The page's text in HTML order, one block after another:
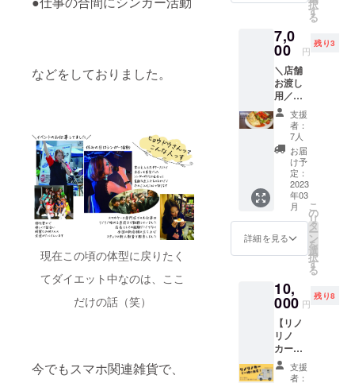
などをしておりました。
現在この頃の体型に戻りたく
てダイエット中なのは、ここ
だけの話（笑）
今でもスマホ関連雑貨で、
ターン
された
ラベル
や注意
書きを
ご確認
くださ
い。
にご希
望日程
の詳細
＆ご確
認の
メール
をさせ
て頂き
ます
リター
ン対応
期間は
2023年
2月〜
2023年
です
すでに
ある方
は、備
考欄に
第３希
望まで
ご明記
くださ
場合が
ござい
ます
備考欄
にお電
話番号
のご明
記をお
願いい
たしま
意事項
・送料
込み、
クール
送りい
たしま
10月頃
にご希
望日程
の詳細
＆ご確
認の
メール
をさせ
お願い
いたし
ます！
《内
容》 ◯
お礼の
手紙
◯『ベ
イクド
チーズ
ケー
キ』１
ホール
６号サ
イズ ※
メール
の返信
をさせ
て頂く
場合が
ござい
ます
備考欄
にお電
話番号
ないT
をお渡
しいた
します
もちろ
ん、サ
イズお
選びい
ただけ
ます！
ご希望
のサイ
ズをオ
プショ
ンでお
選びく
ださい
またカ
スタッ
フと同
じ色を
セレク
トさせ
て頂き
ますが
ご希望
択
す
る
7,0
00 円
残り3
＼店舗
お渡し
用／
「LinoL
ino特製
ふわと
ろキッ
シュ」
ご自宅
で冷凍
保存も
できま
す！ ※
写真は
お店で
の提供
ジで
す。サ
ラダは
つきま
せん ※1
円単位
でプラ
スのご
支援
者：
7人
お届
け予
定：
2023
年03
月
詳細を見る
こ
の
リ
タ
ー
ン
を
選
択
す
る
10,
000 円
残り8
【リノ
リノ
カーで
１日一
緒に出
支援
者：